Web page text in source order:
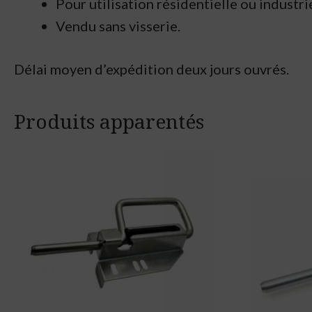
Pour utilisation résidentielle ou
Vendu sans visserie.
Délai moyen d’expédition deux jours ouvrés.
Produits apparentés